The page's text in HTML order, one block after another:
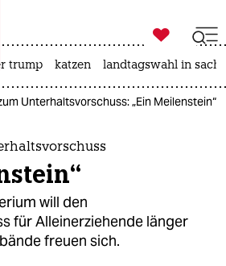
taz zahl ich
zahl ich

taz zahl ich
trump katzen landtagswahl in
Unterhaltsvorschuss: „Ein Meilenstein“
will den
für Alleinerziehende länger
freuen sich.